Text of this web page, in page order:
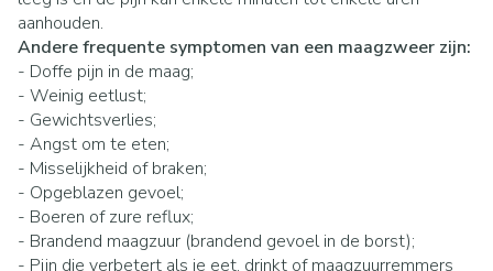
aanhouden.
Andere frequente symptomen van een maagzweer zijn:
- Doffe pijn in de maag;
- Weinig eetlust;
- Gewichtsverlies;
- Angst om te eten;
- Misselijkheid of braken;
- Opgeblazen gevoel;
- Boeren of zure reflux;
- Brandend maagzuur (brandend gevoel in de borst);
- Pijn die verbetert als je eet, drinkt of maagzuurremmers